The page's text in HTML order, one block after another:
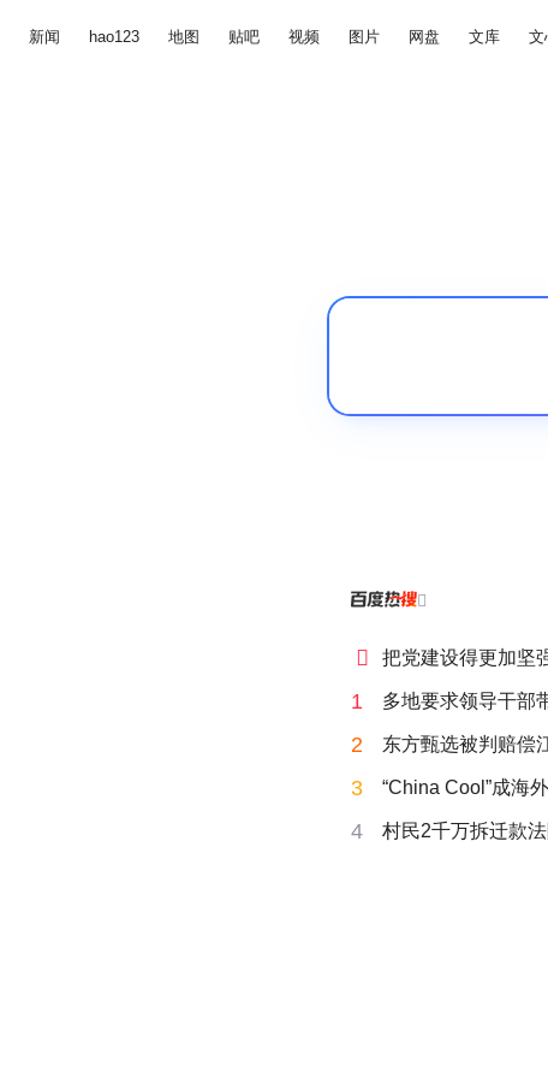
新闻 hao123 地图 贴吧 视频 图片 网盘 文库 文

 把党建设得更加坚
1 多地要求领导干部
2 东方甄选被判赔偿
3 “China Cool”成海
4 村民2千万拆迁款法